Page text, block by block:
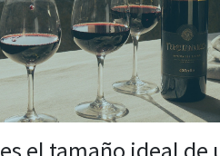
el tamaño ideal de